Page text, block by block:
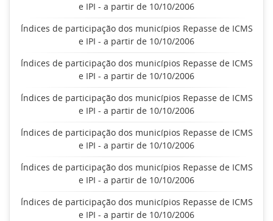
e IPI - a partir de 10/10/2006
Índices de participação dos municípios Repasse de ICMS
e IPI - a partir de 10/10/2006
Índices de participação dos municípios Repasse de ICMS
e IPI - a partir de 10/10/2006
Índices de participação dos municípios Repasse de ICMS
e IPI - a partir de 10/10/2006
Índices de participação dos municípios Repasse de ICMS
e IPI - a partir de 10/10/2006
Índices de participação dos municípios Repasse de ICMS
e IPI - a partir de 10/10/2006
Índices de participação dos municípios Repasse de ICMS
e IPI - a partir de 10/10/2006